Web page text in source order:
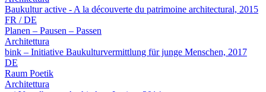
Baukultur active - A la découverte du patrimoine architectural, 2015
FR / DE
Planen – Pausen – Passen
Architettura
bink – Initiative Baukulturvermittlung für junge Menschen, 2017
DE
Raum Poetik
Architettura